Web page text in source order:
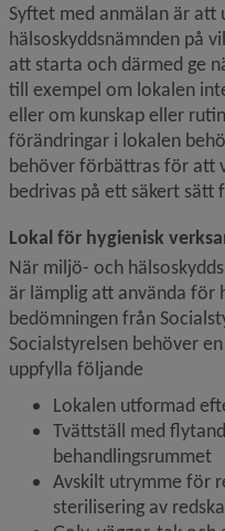
Syftet med anmälan är
hälsoskyddsnämnden på
att starta och därmed ge
till exempel om lokalen
eller om kunskap eller
förändringar i lokalen
behöver förbättras för att
bedrivas på ett säkert sätt
Lokal för hygienisk
När miljö- och
är lämplig att använda för
bedömningen från
Socialstyrelsen behöver
uppfylla följande
Lokalen utformad
Tvättställ med
behandlingsrummet
Avskilt utrymme för
sterilisering av